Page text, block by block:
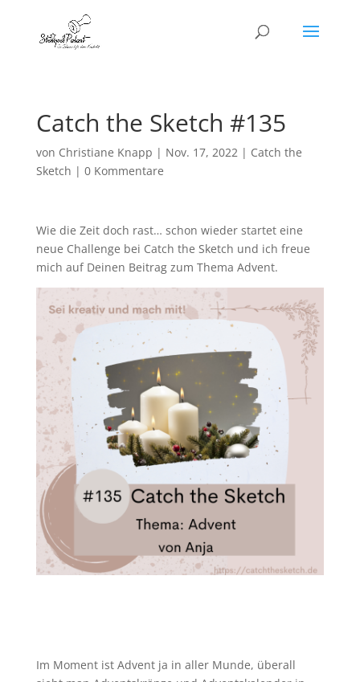
Catch the Sketch #135
von Christiane Knapp | Nov. 17, 2022| Catch the
Sketch | 0 Kommentare
Wie die Zeit doch rast… schon wieder startet eine
neue Challenge bei Catch the Sketch und ich freue
mich auf Deinen Beitrag zum Thema Advent.
Im Moment ist Advent ja in aller Munde, überall